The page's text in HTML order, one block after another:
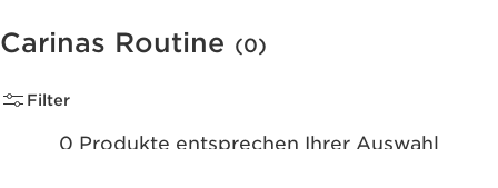
Carinas Routine (0)
Filter
0 Produkte entsprechen Ihrer Auswahl